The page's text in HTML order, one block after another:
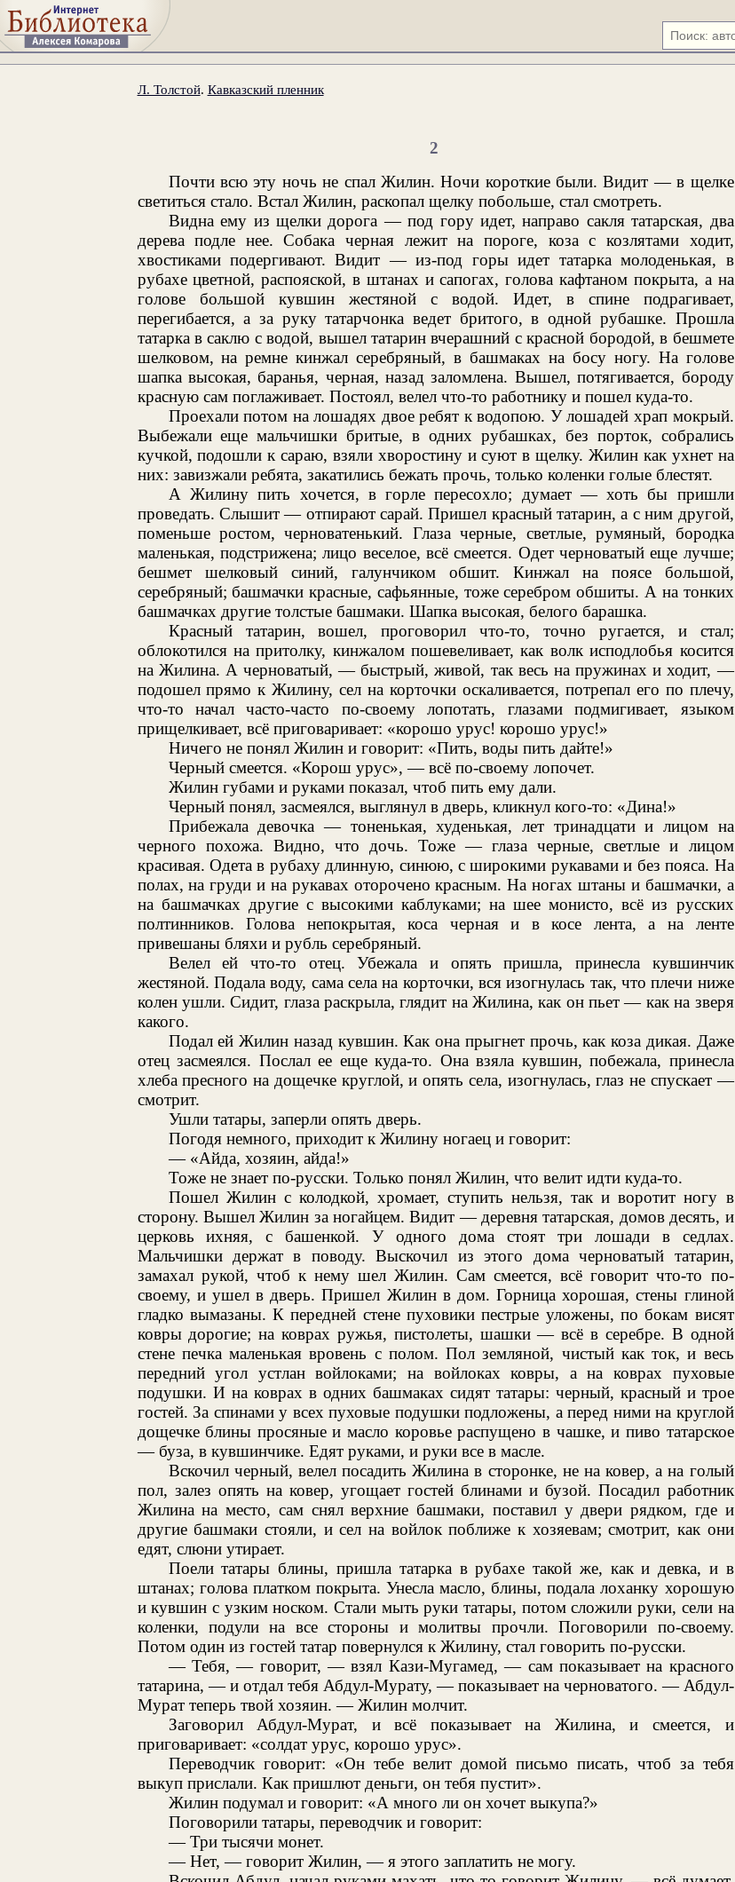
Л. Толстой. Кавказский пленник
2
Почти всю эту ночь не спал Жилин. Ночи короткие были. Видит — в щелке
светиться стало. Встал Жилин, раскопал щелку побольше, стал смотреть.
Видна ему из щелки дорога — под гору идет, направо сакля татарская, два
дерева подле нее. Собака черная лежит на пороге, коза с козлятами ходит,
хвостиками подергивают. Видит — из-под горы идет татарка молоденькая, в
рубахе цветной, распояской, в штанах и сапогах, голова кафтаном покрыта, а на
голове большой кувшин жестяной с водой. Идет, в спине подрагивает,
перегибается, а за руку татарчонка ведет бритого, в одной рубашке. Прошла
татарка в саклю с водой, вышел татарин вчерашний с красной бородой, в бешмете
шелковом, на ремне кинжал серебряный, в башмаках на босу ногу. На голове
шапка высокая, баранья, черная, назад заломлена. Вышел, потягивается, бороду
красную сам поглаживает. Постоял, велел что-то работнику и пошел куда-то.
Проехали потом на лошадях двое ребят к водопою. У лошадей храп мокрый.
Выбежали еще мальчишки бритые, в одних рубашках, без порток, собрались
кучкой, подошли к сараю, взяли хворостину и суют в щелку. Жилин как ухнет на
них: завизжали ребята, закатились бежать прочь, только коленки голые блестят.
А Жилину пить хочется, в горле пересохло; думает — хоть бы пришли
проведать. Слышит — отпирают сарай. Пришел красный татарин, а с ним другой,
поменьше ростом, черноватенький. Глаза черные, светлые, румяный, бородка
маленькая, подстрижена; лицо веселое, всё смеется. Одет черноватый еще лучше;
бешмет шелковый синий, галунчиком обшит. Кинжал на поясе большой,
серебряный; башмачки красные, сафьянные, тоже серебром обшиты. А на тонких
башмачках другие толстые башмаки. Шапка высокая, белого барашка.
Красный татарин, вошел, проговорил что-то, точно ругается, и стал;
облокотился на притолку, кинжалом пошевеливает, как волк исподлобья косится
на Жилина. А черноватый, — быстрый, живой, так весь на пружинах и ходит, —
подошел прямо к Жилину, сел на корточки оскаливается, потрепал его по плечу,
что-то начал часто-часто по-своему лопотать, глазами подмигивает, языком
прищелкивает, всё приговаривает: «корошо урус! корошо урус!»
Ничего не понял Жилин и говорит: «Пить, воды пить дайте!»
Черный смеется. «Корош урус», — всё по-своему лопочет.
Жилин губами и руками показал, чтоб пить ему дали.
Черный понял, засмеялся, выглянул в дверь, кликнул кого-то: «Дина!»
Прибежала девочка — тоненькая, худенькая, лет тринадцати и лицом на
черного похожа. Видно, что дочь. Тоже — глаза черные, светлые и лицом
красивая. Одета в рубаху длинную, синюю, с широкими рукавами и без пояса. На
полах, на груди и на рукавах оторочено красным. На ногах штаны и башмачки, а
на башмачках другие с высокими каблуками; на шее монисто, всё из русских
полтинников. Голова непокрытая, коса черная и в косе лента, а на ленте
привешаны бляхи и рубль серебряный.
Велел ей что-то отец. Убежала и опять пришла, принесла кувшинчик
жестяной. Подала воду, сама села на корточки, вся изогнулась так, что плечи ниже
колен ушли. Сидит, глаза раскрыла, глядит на Жилина, как он пьет — как на зверя
какого.
Подал ей Жилин назад кувшин. Как она прыгнет прочь, как коза дикая. Даже
отец засмеялся. Послал ее еще куда-то. Она взяла кувшин, побежала, принесла
хлеба пресного на дощечке круглой, и опять села, изогнулась, глаз не спускает —
смотрит.
Ушли татары, заперли опять дверь.
Погодя немного, приходит к Жилину ногаец и говорит:
— «Айда, хозяин, айда!»
Тоже не знает по-русски. Только понял Жилин, что велит идти куда-то.
Пошел Жилин с колодкой, хромает, ступить нельзя, так и воротит ногу в
сторону. Вышел Жилин за ногайцем. Видит — деревня татарская, домов десять, и
церковь ихняя, с башенкой. У одного дома стоят три лошади в седлах.
Мальчишки держат в поводу. Выскочил из этого дома черноватый татарин,
замахал рукой, чтоб к нему шел Жилин. Сам смеется, всё говорит что-то по-
своему, и ушел в дверь. Пришел Жилин в дом. Горница хорошая, стены глиной
гладко вымазаны. К передней стене пуховики пестрые уложены, по бокам висят
ковры дорогие; на коврах ружья, пистолеты, шашки — всё в серебре. В одной
стене печка маленькая вровень с полом. Пол земляной, чистый как ток, и весь
передний угол устлан войлоками; на войлоках ковры, а на коврах пуховые
подушки. И на коврах в одних башмаках сидят татары: черный, красный и трое
гостей. За спинами у всех пуховые подушки подложены, а перед ними на круглой
дощечке блины просяные и масло коровье распущено в чашке, и пиво татарское
— буза, в кувшинчике. Едят руками, и руки все в масле.
Вскочил черный, велел посадить Жилина в сторонке, не на ковер, а на голый
пол, залез опять на ковер, угощает гостей блинами и бузой. Посадил работник
Жилина на место, сам снял верхние башмаки, поставил у двери рядком, где и
другие башмаки стояли, и сел на войлок поближе к хозяевам; смотрит, как они
едят, слюни утирает.
Поели татары блины, пришла татарка в рубахе такой же, как и девка, и в
штанах; голова платком покрыта. Унесла масло, блины, подала лоханку хорошую
и кувшин с узким носком. Стали мыть руки татары, потом сложили руки, сели на
коленки, подули на все стороны и молитвы прочли. Поговорили по-своему.
Потом один из гостей татар повернулся к Жилину, стал говорить по-русски.
— Тебя, — говорит, — взял Кази-Мугамед, — сам показывает на красного
татарина, — и отдал тебя Абдул-Мурату, — показывает на черноватого. — Абдул-
Мурат теперь твой хозяин. — Жилин молчит.
Заговорил Абдул-Мурат, и всё показывает на Жилина, и смеется, и
приговаривает: «солдат урус, корошо урус».
Переводчик говорит: «Он тебе велит домой письмо писать, чтоб за тебя
выкуп прислали. Как пришлют деньги, он тебя пустит».
Жилин подумал и говорит: «А много ли он хочет выкупа?»
Поговорили татары, переводчик и говорит:
— Три тысячи монет.
— Нет, — говорит Жилин, — я этого заплатить не могу.